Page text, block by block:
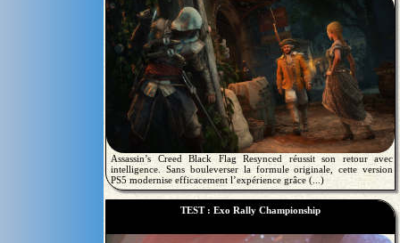
Assassin’s Creed Black Flag Resynced réussit son retour avec
intelligence. Sans bouleverser la formule originale, cette version
PS5 modernise efficacement l’expérience grâce (...)
TEST : Exo Rally Championship